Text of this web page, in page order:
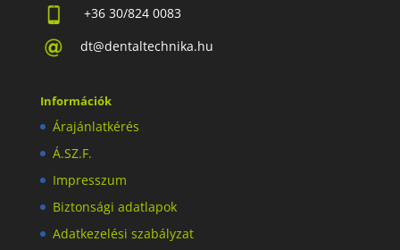
+36 30/824 0083
dt@dentaltechnika.hu
Információk
Árajánlatkérés
Á.SZ.F.
Impresszum
Biztonsági adatlapok
Adatkezelési szabályzat